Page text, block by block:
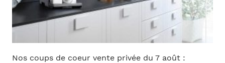
Nos coups de coeur vente privée du 7 août :